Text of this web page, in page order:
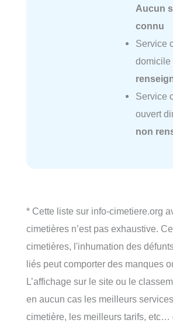
Aucun
connu
Service
domicile
Service
ouvert
non
* Cette liste sur info-cimetiere.org
cimetières n’est pas exhaustive.
cimetières, l'inhumation des
liés peut comporter des manques
L’affichage sur le site ou le
en aucun cas les meilleurs services
cimetière, les meilleurs tarifs, etc…